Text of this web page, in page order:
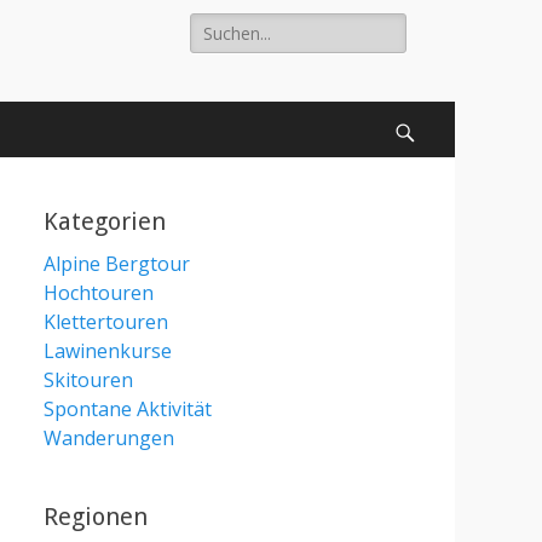
Suche
nach:
Kategorien
Alpine Bergtour
Hochtouren
Klettertouren
Lawinenkurse
Skitouren
Spontane Aktivität
Wanderungen
Regionen